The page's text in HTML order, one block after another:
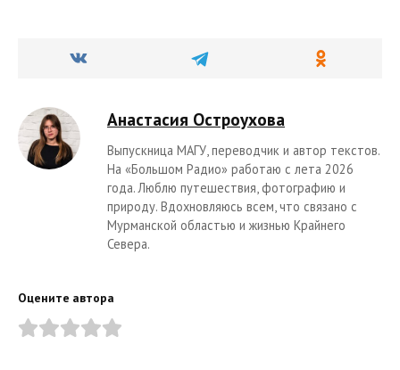
Анастасия Остроухова
Выпускница МАГУ, переводчик и автор текстов.
На «Большом Радио» работаю с лета 2026
года. Люблю путешествия, фотографию и
природу. Вдохновляюсь всем, что связано с
Мурманской областью и жизнью Крайнего
Севера.
Оцените автора